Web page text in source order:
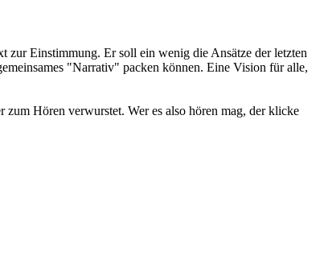
zur Einstimmung. Er soll ein wenig die Ansätze der letzten
"Narrativ" packen können. Eine Vision für alle,
zum Hören verwurstet. Wer es also hören mag, der klicke